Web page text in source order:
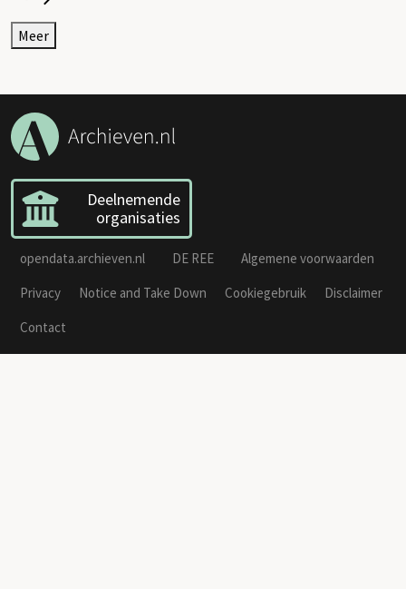
Meer
Deelnemende
organisaties
opendata.archieven.nl DE REE
Algemene voorwaarden
Privacy
Notice and Take Down Cookiegebruik
Disclaimer
Contact